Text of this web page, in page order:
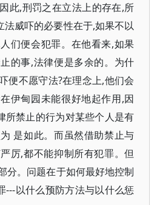
此,刑罚之在立法上的存在,所
威吓的必要性在于,如果不以
们便会犯罪。在他看来,如果
的事,法律便是多余的。为什
便不愿守法?在理念上,他们会
伊甸园未能很好地起作用,因
所禁止的行为对某些个人是有
是如此。而虽然借助禁止与
厉,都不能抑制所有犯罪。但
分。问题在于如何最好地控制
---以什么预防方法与以什么惩